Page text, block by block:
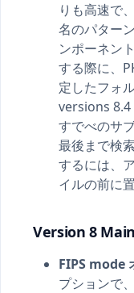
りも高速で
名のパター
ンポーネン
する際に、
定したフォ
versions 8.4
すでべのサ
最後まで検
するには、
イルの前に
Version 8
FIPS mode
プションで